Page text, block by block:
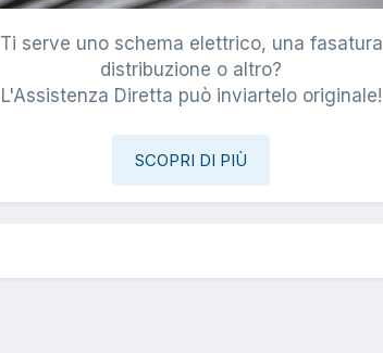
Ti serve uno schema elettrico, una fasatura
distribuzione o altro?
L'Assistenza Diretta può inviartelo originale!
SCOPRI DI PIÙ